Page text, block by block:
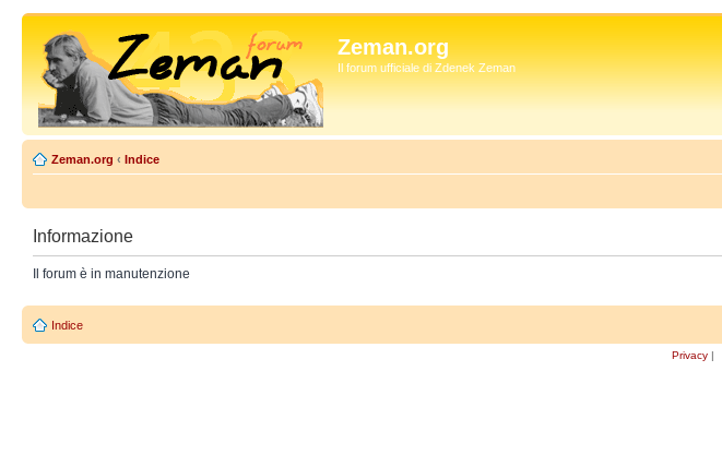
Zeman.org
Il forum ufficiale di Zdenek Zeman
Zeman.org ‹ Indice
Informazione
Il forum è in manutenzione
Indice
Privacy |